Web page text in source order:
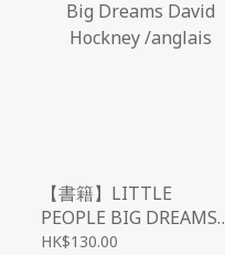
【書籍】LITTLE
PEOPLE BIG DREAMS
DAVID HOCKNEY
HK$130.00